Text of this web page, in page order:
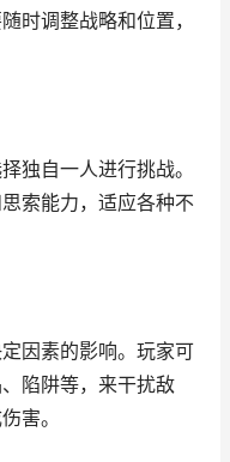
时调整战略和位置，
独自一人进行挑战。
索能力，适应各种不
因素的影响。玩家可
陷阱等，来干扰敌
害。